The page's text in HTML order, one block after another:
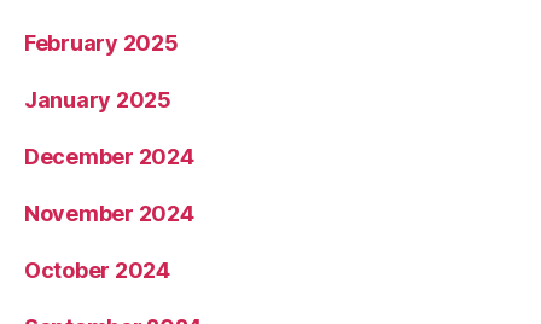
February 2025
January 2025
December 2024
November 2024
October 2024